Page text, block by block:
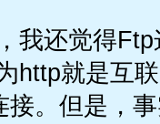
还觉得Ftp
http就是互
接。但是，